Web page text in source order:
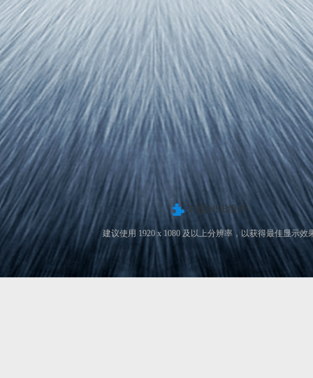
下载WEB组件
建议使用 1920 x 1080 及以上分辨率，以获得最佳显示效